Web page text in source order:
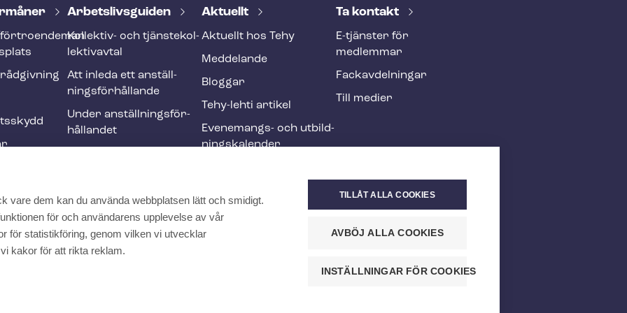
Ar­bets­livs­gui­den
Kollektiv- och tjäns­te­kol­
lek­tivav­tal
Att inleda ett an­ställ­
nings­för­hål­lan­de
Under an­ställ­nings­för­
hål­lan­det
Internationell
rekrytering inom social-
Aktuellt
Aktuellt hos Tehy
Meddelande
Bloggar
Tehy-lehti artikel
Evenemangs- och ut­bild­
nings­ka­len­der
Ta kontakt
E-tjänster för
medlemmar
Fackav­del­ning­ar
Till medier
vare dem kan du använda webbplatsen lätt och smidigt.
för och användarens upplevelse av vår
för statistikföring, genom vilken vi utvecklar
kakor för att rikta reklam.
TILLÅT ALLA COOKIES
AVBÖJ ALLA COOKIES
INSTÄLLNINGAR FÖR COOKIES